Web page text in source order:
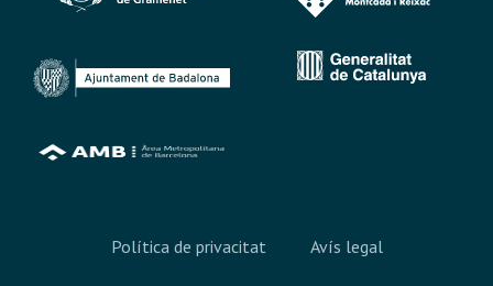
Política de privacitat Avís legal